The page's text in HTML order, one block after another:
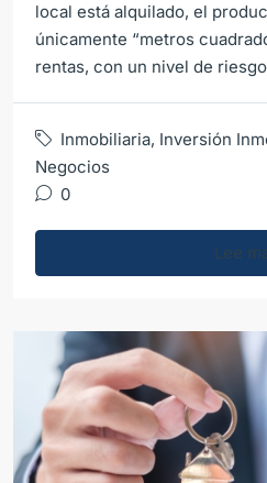
local está alquilado, el
únicamente “metros
rentas, con un nivel de
Inmobiliaria, Inversión
Negocios
0
Lee